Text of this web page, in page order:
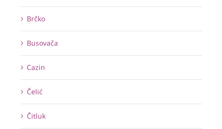
Brčko
Busovača
Cazin
Čelić
Čitluk